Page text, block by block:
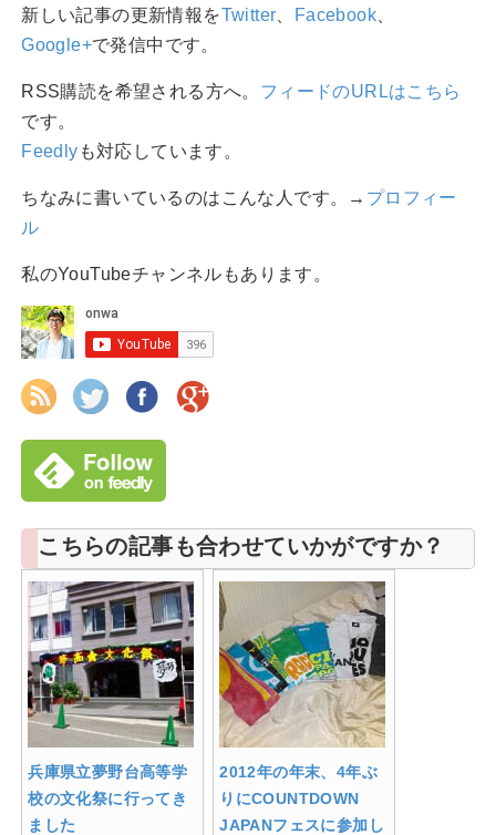
新しい記事の更新情報をTwitter Facebook
Google+で発信中です。
RSS購読を希望される方へ。 フィードのURLはこちら
です。
Feedly も対応しています。
ちなみに書いているのはこんな人です。→ プロフィー
ル
私のYouTubeチャンネルもあります。
こちらの記事も合わせていかがですか？
兵庫県立夢野台高等学
校の文化祭に行ってき
ました
2012年の年末、4年ぶ
りにCOUNTDOWN
JAPANフェスに参加し